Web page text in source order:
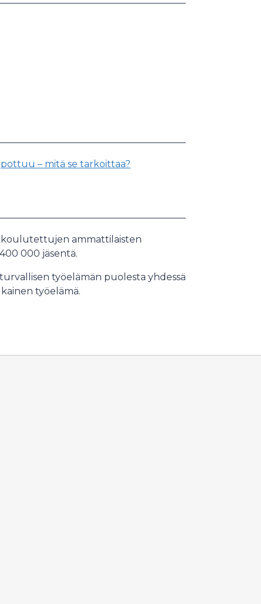
– mitä se tarkoittaa?
koulutettujen ammattilaisten
000 jäsentä.
työelämän puolesta yhdessä
työelämä.